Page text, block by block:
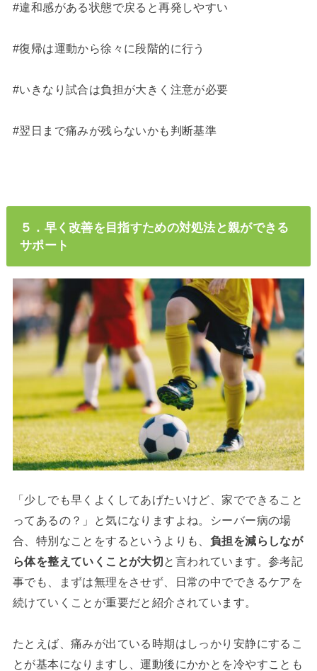
#違和感がある状態で戻ると再発しやすい
#復帰は運動から徐々に段階的に行う
#いきなり試合は負担が大きく注意が必要
#翌日まで痛みが残らないかも判断基準
５．早く改善を目指すための対処法と親ができる
サポート
「少しでも早くよくしてあげたいけど、家でできること
ってあるの？」と気になりますよね。シーバー病の場
合、特別なことをするというよりも、 負担を減らしなが
ら体を整えていくことが大切 と言われています。参考記
事でも、まずは無理をさせず、日常の中でできるケアを
続けていくことが重要だと紹介されています。
たとえば、痛みが出ている時期はしっかり安静にするこ
とが基本になりますし、運動後にかかとを冷やすことも